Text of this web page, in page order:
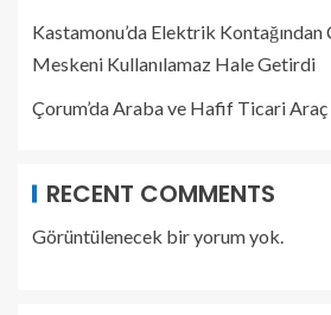
Kastamonu’da Elektrik Kontağından
Meskeni Kullanılamaz Hale Getirdi
Çorum’da Araba ve Hafif Ticari Araç
RECENT COMMENTS
Görüntülenecek bir yorum yok.